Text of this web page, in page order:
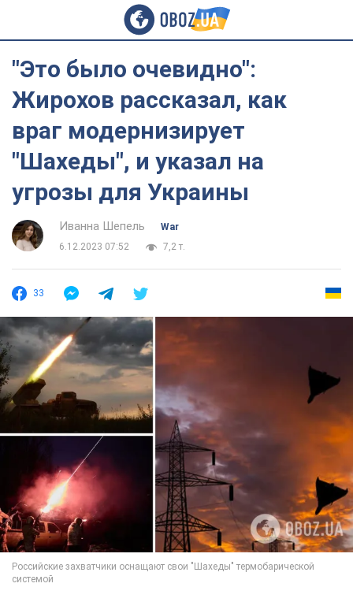
"Это было очевидно":
Жирохов рассказал, как
враг модернизирует
"Шахеды", и указал на
угрозы для Украины
Иванна Шепель
War
6.12.2023 07:52
7,2 т.
33